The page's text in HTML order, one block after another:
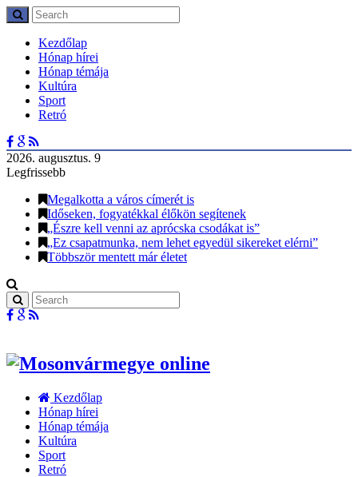
Kezdőlap
Hónap hírei
Hónap témája
Kultúra
Sport
Retró
2026. augusztus. 9
Legfrissebb
Megalkotta a város címerét is
Időseken, fogyatékkal élőkön segítenek
„Észre kell venni az aprócska csodákat is”
„Ez csapatmunka, nem lehet egyedül sikereket elérni”
Többször mentett már életet
Kezdőlap
Hónap hírei
Hónap témája
Kultúra
Sport
Retró